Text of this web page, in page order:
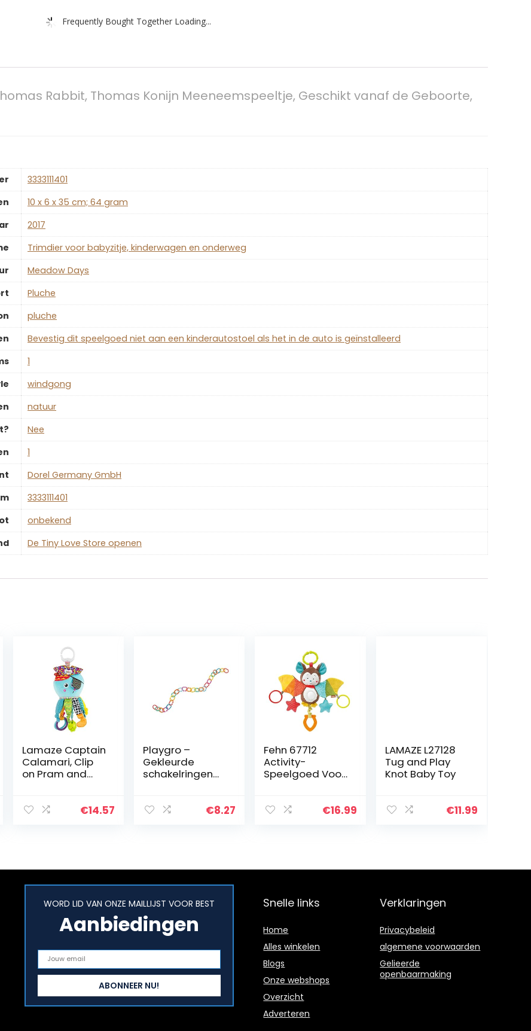
Frequently Bought Together Loading...
Rabbit, Thomas Konijn Meeneemspeeltje, Geschikt vanaf de Geboorte,
‎3333111401
‎10 x 6 x 35 cm; 64 gram
‎2017
‎Trimdier voor babyzitje, kinderwagen en onderweg
‎Meadow Days
‎Pluche
‎pluche
‎Bevestig dit speelgoed niet aan een kinderautostoel als het in de auto is geïnstalleerd
‎1
‎windgong
‎natuur
‎Nee
‎1
‎Dorel Germany GmbH
‎3333111401
‎onbekend
De Tiny Love Store openen
Lamaze Captain
Calamari, Clip
on Pram and
Sensory Toy for
€14.57
Playgro –
Gekleurde
schakelringen
€8.27
Fehn 67712
Activity-
Speelgoed Voor
Baby’S En
€16.99
LAMAZE L27128
Tug and Play
Knot Baby Toy
€11.99
WORD LID VAN ONZE MAILLIJST VOOR BEST
Aanbiedingen
Snelle links
Home
Alles winkelen
Blogs
Onze webshops
Overzicht
Adverteren
Verklaringen
Privacybeleid
algemene voorwaarden
Gelieerde
openbaarmaking